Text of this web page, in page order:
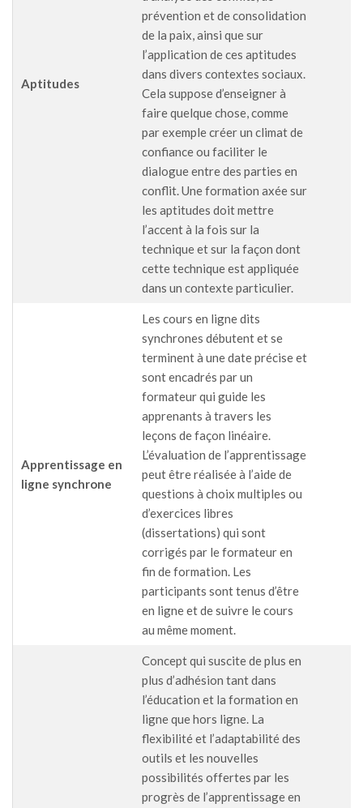
Aptitudes
prévention et de consolidation
de la paix, ainsi que sur
l’application de ces aptitudes
dans divers contextes sociaux.
Cela suppose d’enseigner à
faire quelque chose, comme
par exemple créer un climat de
confiance ou faciliter le
dialogue entre des parties en
conflit. Une formation axée sur
les aptitudes doit mettre
l’accent à la fois sur la
technique et sur la façon dont
cette technique est appliquée
dans un contexte particulier.
Apprentissage en
ligne synchrone
Les cours en ligne dits
synchrones débutent et se
terminent à une date précise et
sont encadrés par un
formateur qui guide les
apprenants à travers les
leçons de façon linéaire.
L’évaluation de l’apprentissage
peut être réalisée à l’aide de
questions à choix multiples ou
d’exercices libres
(dissertations) qui sont
corrigés par le formateur en
fin de formation. Les
participants sont tenus d’être
en ligne et de suivre le cours
au même moment.
Concept qui suscite de plus en
plus d’adhésion tant dans
l’éducation et la formation en
ligne que hors ligne. La
flexibilité et l’adaptabilité des
outils et les nouvelles
possibilités offertes par les
progrès de l’apprentissage en